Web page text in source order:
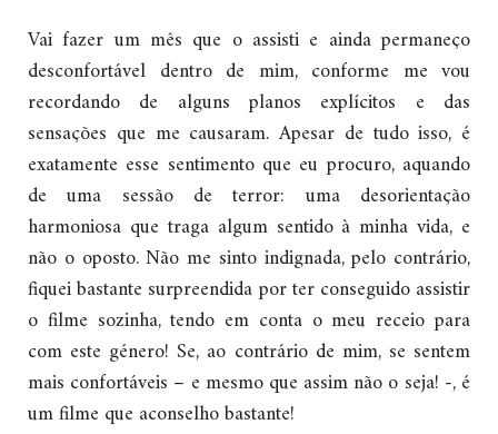
Vai fazer um mês que o assisti e ainda permaneço
desconfortável dentro de mim, conforme me vou
recordando de alguns planos explícitos e das
sensações que me causaram. Apesar de tudo isso, é
exatamente esse sentimento que eu procuro, aquando
de uma sessão de terror: uma desorientação
harmoniosa que traga algum sentido à minha vida, e
não o oposto. Não me sinto indignada, pelo contrário,
fiquei bastante surpreendida por ter conseguido assistir
o filme sozinha, tendo em conta o meu receio para
com este género! Se, ao contrário de mim, se sentem
mais confortáveis – e mesmo que assim não o seja! -, é
um filme que aconselho bastante!